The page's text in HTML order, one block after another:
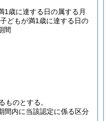
歳に達する日の属する月
どもが満1歳に達する日の
間
のとする。
間内に当該認定に係る区分